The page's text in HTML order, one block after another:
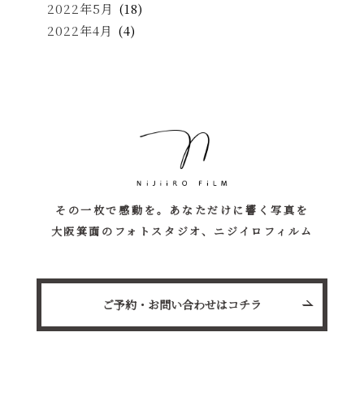
2022年5月 (18)
2022年4月 (4)
その一枚で感動を。あなただけに響く写真を
大阪箕面のフォトスタジオ、ニジイロフィルム
ご予約・お問い合わせはコチラ